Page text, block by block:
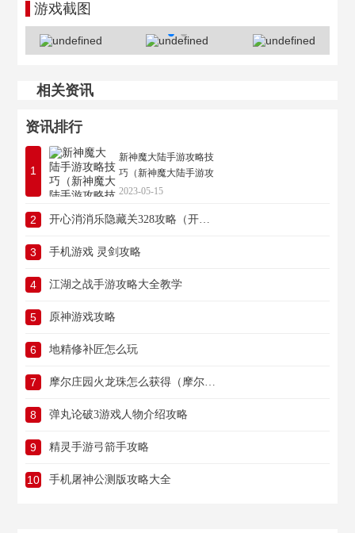
游戏截图
相关资讯
资讯排行
1
新神魔大陆手游攻略技
巧（新神魔大陆手游攻
略技巧图）
2023-05-15
2 开心消消乐隐藏关328攻略（开心消消乐隐藏关328视频攻略）
3 手机游戏 灵剑攻略
4 江湖之战手游攻略大全教学
5 原神游戏攻略
6 地精修补匠怎么玩
7 摩尔庄园火龙珠怎么获得（摩尔庄园 火龙珠）
8 弹丸论破3游戏人物介绍攻略
9 精灵手游弓箭手攻略
10 手机屠神公测版攻略大全